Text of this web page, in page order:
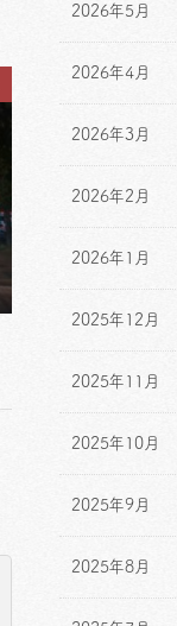
2026年5月
2026年4月
2026年3月
2026年2月
2026年1月
2025年12月
2025年11月
2025年10月
2025年9月
2025年8月